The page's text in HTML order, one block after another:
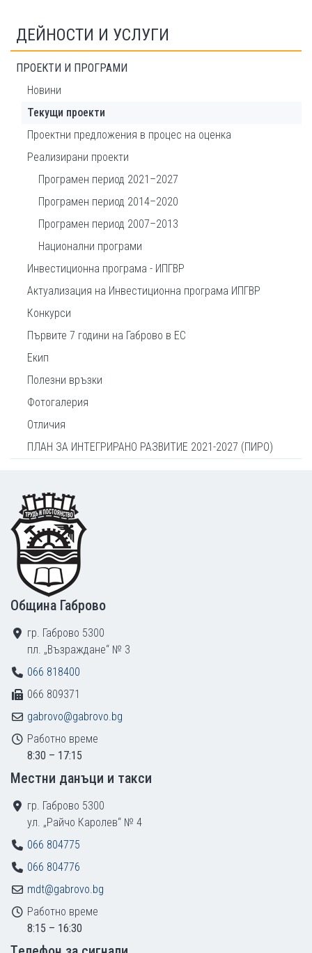
ДЕЙНОСТИ И УСЛУГИ
ПРОЕКТИ И ПРОГРАМИ
Новини
Текущи проекти
Проектни предложения в процес на оценка
Реализирани проекти
Програмен период 2021–2027
Програмен период 2014–2020
Програмен период 2007–2013
Национални програми
Инвестиционна програма - ИПГВР
Актуализация на Инвестиционна програма ИПГВР
Конкурси
Първите 7 години на Габрово в ЕС
Екип
Полезни връзки
Фотогалерия
Отличия
ПЛАН ЗА ИНТЕГРИРАНО РАЗВИТИЕ 2021-2027 (ПИРО)
Footer
Община Габрово
гр. Габрово 5300
пл. „Възраждане“ № 3
066 818400
066 809371
gabrovo@gabrovo.bg
Работно време
8:30 – 17:15
Местни данъци и такси
гр. Габрово 5300
ул. „Райчо Каролев“ № 4
066 804775
066 804776
mdt@gabrovo.bg
Работно време
8:15 – 16:30